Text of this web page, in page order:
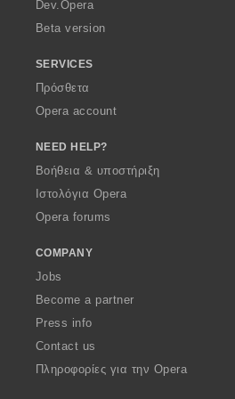
Dev.Opera
Beta version
SERVICES
Πρόσθετα
Opera account
NEED HELP?
Βοήθεια & υποστήριξη
Ιστολόγια Opera
Opera forums
COMPANY
Jobs
Become a partner
Press info
Contact us
Πληροφορίες για την Opera